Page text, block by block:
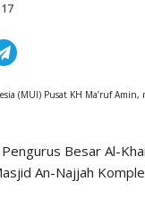
(MUI) Pusat KH Ma’ruf
Besar Al-
An-Najjah